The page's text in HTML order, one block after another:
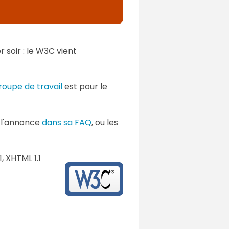
soir : le W3C vient
de travailest pour le
dans sa FAQ, ou les
1.1